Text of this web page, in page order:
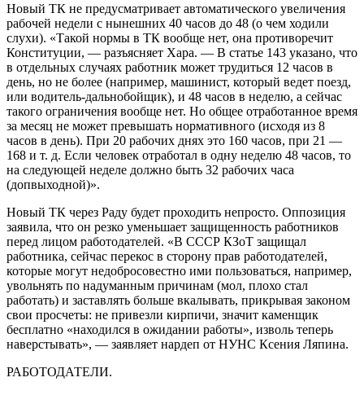
Новый ТК не предусматривает автоматического увеличения
рабочей недели с нынешних 40 часов до 48 (о чем ходили
слухи). «Такой нормы в ТК вообще нет, она противоречит
Конституции, — разъясняет Хара. — В статье 143 указано, что
в отдельных случаях работник может трудиться 12 часов в
день, но не более (например, машинист, который ведет поезд,
или водитель-дальнобойщик), и 48 часов в неделю, а сейчас
такого ограничения вообще нет. Но общее отработанное время
за месяц не может превышать нормативного (исходя из 8
часов в день). При 20 рабочих днях это 160 часов, при 21 —
168 и т. д. Если человек отработал в одну неделю 48 часов, то
на следующей неделе должно быть 32 рабочих часа
(допвыходной)».
Новый ТК через Раду будет проходить непросто. Оппозиция
заявила, что он резко уменьшает защищенность работников
перед лицом работодателей. «В СССР КЗоТ защищал
работника, сейчас перекос в сторону прав работодателей,
которые могут недобросовестно ими пользоваться, например,
увольнять по надуманным причинам (мол, плохо стал
работать) и заставлять больше вкалывать, прикрывая законом
свои просчеты: не привезли кирпичи, значит каменщик
бесплатно «находился в ожидании работы», изволь теперь
наверстывать», — заявляет нардеп от НУНС Ксения Ляпина.
РАБОТОДАТЕЛИ.